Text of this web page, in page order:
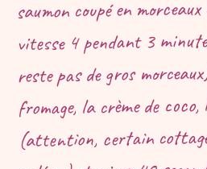
saumon coupé en
vitesse 4 pendant 3
reste pas de gros
fromage, la crème de
(attention, certain